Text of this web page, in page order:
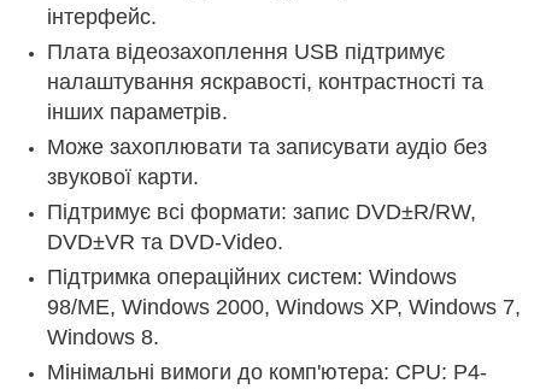
інтерфейс.
Плата відеозахоплення USB підтримує
налаштування яскравості, контрастності та
інших параметрів.
Може захоплювати та записувати аудіо без
звукової карти.
Підтримує всі формати: запис DVD±R/RW,
DVD±VR та DVD-Video.
Підтримка операційних систем: Windows
98/ME, Windows 2000, Windows XP, Windows 7,
Windows 8.
Мінімальні вимоги до комп'ютера: CPU: P4-